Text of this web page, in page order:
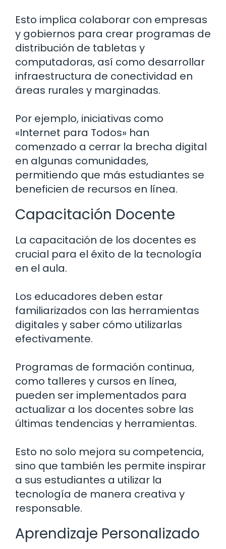
Esto implica colaborar con empresas
y gobiernos para crear programas de
distribución de tabletas y
computadoras, así como desarrollar
infraestructura de conectividad en
áreas rurales y marginadas.
Por ejemplo, iniciativas como
«Internet para Todos» han
comenzado a cerrar la brecha digital
en algunas comunidades,
permitiendo que más estudiantes se
beneficien de recursos en línea.
Capacitación Docente
La capacitación de los docentes es
crucial para el éxito de la tecnología
en el aula.
Los educadores deben estar
familiarizados con las herramientas
digitales y saber cómo utilizarlas
efectivamente.
Programas de formación continua,
como talleres y cursos en línea,
pueden ser implementados para
actualizar a los docentes sobre las
últimas tendencias y herramientas.
Esto no solo mejora su competencia,
sino que también les permite inspirar
a sus estudiantes a utilizar la
tecnología de manera creativa y
responsable.
Aprendizaje Personalizado